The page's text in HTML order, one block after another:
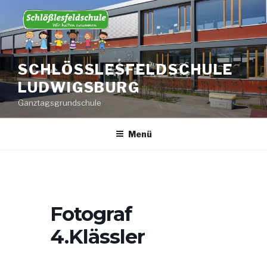
springen
SCHLÖSSLESFELDSCHULE L
UDWIGSBURG
Ganztagsgrundschule
Menü
Fotograf
4.Klässler